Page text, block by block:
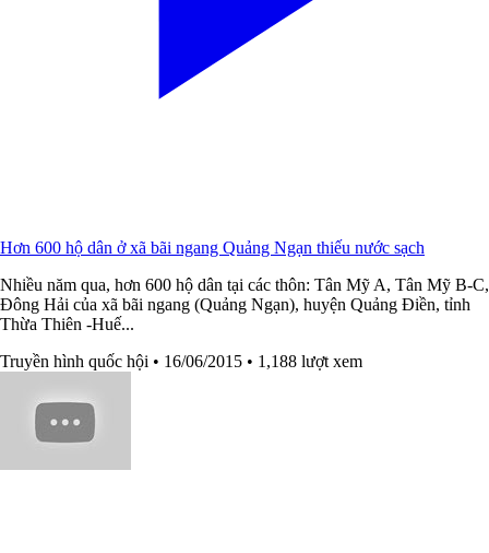
Hơn 600 hộ dân ở xã bãi ngang Quảng Ngạn thiếu nước sạch
Nhiều năm qua, hơn 600 hộ dân tại các thôn: Tân Mỹ A, Tân Mỹ B-C,
Đông Hải của xã bãi ngang (Quảng Ngạn), huyện Quảng Điền, tỉnh
Thừa Thiên -Huế...
Truyền hình quốc hội • 16/06/2015 • 1,188 lượt xem